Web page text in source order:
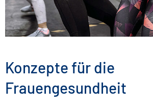
Konzepte für die
Frauengesundheit